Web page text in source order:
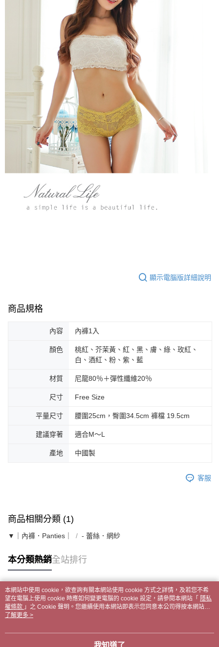
顯示電腦版詳細說明
商品規格
內容 內褲1入
顏色
桃紅、芥茉黃、紅、黑、膚、綠、玫紅、
白、酒紅、粉、紫、藍
材質 尼龍80％＋彈性纖維20％
尺寸 Free Size
平量尺寸 腰圍25cm，臀圍34.5cm 褲檔 19.5cm
建議穿著 適合M～L
產地 中國製
客服
商品相關分類 (1)
▼｜內褲．Panties｜ - 蕾絲．網紗
本分類熱銷全站排行
熱門標籤
本網站中使用 cookie，欲查詢有關本網站使用 cookie 方式之詳情，及若您不希
望在電腦上使用 cookie 時應如何變更電腦的 cookie 設定，請參閱本網站「 隱私
權條款 」之 Cookie 聲明。您繼續使用本網站即表示您同意本公司得按本網站使
用條款之 Cookie 聲明使用 cookie。
了解更多 >
我知道了